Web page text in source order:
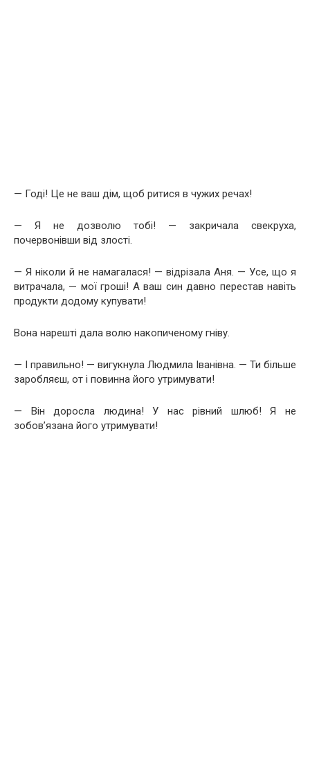
— Годі! Це не ваш дім, щоб ритися в чужих речах!
— Я не дозволю тобі! — закричала свекруха,
почервонівши від злості.
— Я ніколи й не намагалася! — відрізала Аня. — Усе, що я
витрачала, — мої гроші! А ваш син давно перестав навіть
продукти додому купувати!
Вона нарешті дала волю накопиченому гніву.
— І правильно! — вигукнула Людмила Іванівна. — Ти більше
заробляєш, от і повинна його утримувати!
— Він доросла людина! У нас рівний шлюб! Я не
зобов’язана його утримувати!